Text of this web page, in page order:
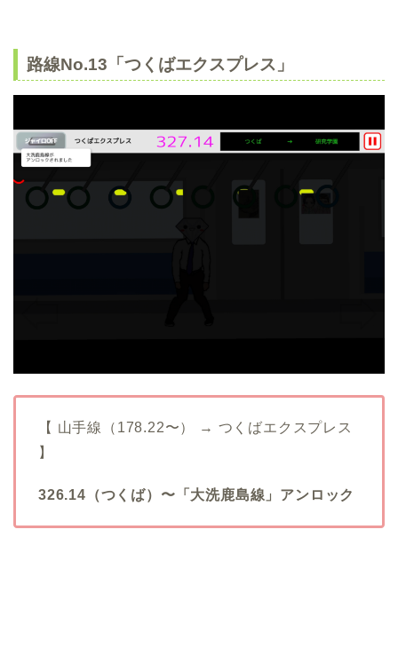
路線No.13「つくばエクスプレス」
【 山手線（178.22〜） → つくばエクスプレス
】
326.14（つくば）〜「大洗鹿島線」アンロック